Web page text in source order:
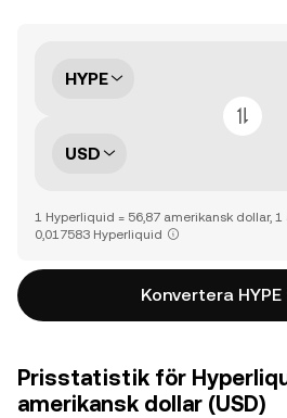
HYPE
USD
1 Hyperliquid = 56,87 amerikansk dollar,
0,017583 Hyperliquid
Konvertera HYPE
Prisstatistik för
amerikansk dollar (USD)